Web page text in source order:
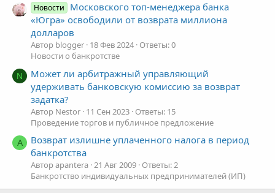
Новости
Московского топ-менеджера банка
«Югра» освободили от возврата миллиона
долларов
Автор blogger 18 Фев 2024 Ответы: 0
Новости о банкротстве
N
Может ли арбитражный управляющий
удерживать банковскую комиссию за возврат
задатка?
Автор Nestor 11 Сен 2023 Ответы: 15
Проведение торгов и публичное предложение
A
Возврат излишне уплаченного налога в период
банкротства
Автор apantera 21 Авг 2009 Ответы: 2
Банкротство индивидуальных предпринимателей (ИП)